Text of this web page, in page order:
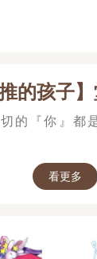
推的孩子
的『你』都
看更多